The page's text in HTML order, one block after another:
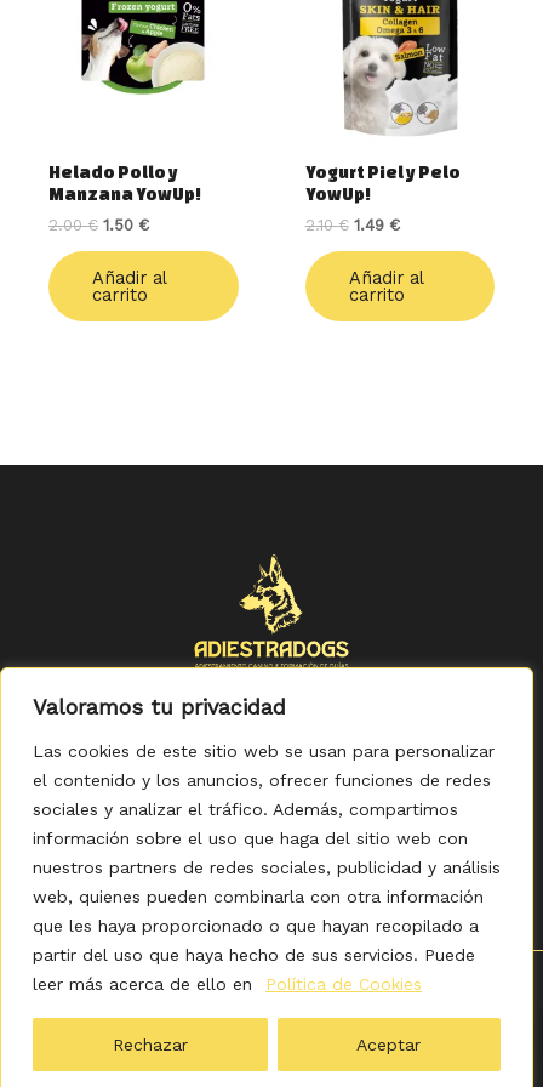
Valoramos tu privacidad
Las cookies de este sitio web se usan para personalizar
el contenido y los anuncios, ofrecer funciones de redes
sociales y analizar el tráfico. Además, compartimos
información sobre el uso que haga del sitio web con
nuestros partners de redes sociales, publicidad y análisis
web, quienes pueden combinarla con otra información
que les haya proporcionado o que hayan recopilado a
partir del uso que haya hecho de sus servicios. Puede
leer más acerca de ello en
Política de Cookies
Rechazar Aceptar
Helado Pollo y
Manzana YowUp!
2.00€
2.00 €.
1.50 €
1.50 €.
Añadir al
carrito
Yogurt Piel y Pelo
YowUp!
2.10€
2.10 €.
1.49 €
1.49 €.
Añadir al
carrito
Política de Privacidad -Política de Cookies-Aviso legal
Accesibilidad- Condiciones Generales de Compra